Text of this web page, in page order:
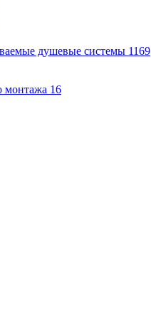
душевые системы 1169
монтажа 16